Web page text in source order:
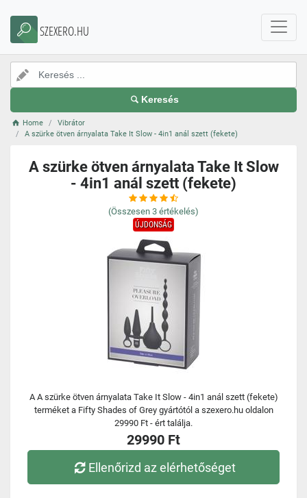
SZEXERO.HU
Keresés
Home
Vibrátor
A szürke ötven árnyalata Take It Slow - 4in1 anál szett (fekete)
A szürke ötven árnyalata Take It Slow
- 4in1 anál szett (fekete)
(Összesen 3 értékelés)
ÚJDONSÁG
A A szürke ötven árnyalata Take It Slow - 4in1 anál szett (fekete)
terméket a Fifty Shades of Grey gyártótól a szexero.hu oldalon
29990 Ft - ért találja.
29990 Ft
Ellenőrizd az elérhetőséget